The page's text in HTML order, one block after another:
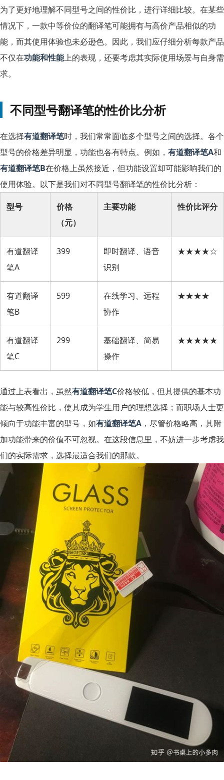
为了更好地理解不同型号之间的性价比，进行详细比较。在某些
情况下，一款中等价位的翻译笔可能拥有与高价产品相似的功
能，而其使用体验也未必逊色。因此，我们应仔细分析每款产品
不仅在功能和性能上的表现，还要考虑其实际使用场景与自身需
求。
不同型号翻译笔的性价比分析
在选择有道翻译笔时，我们常常面临多个型号之间的选择。各个
型号的价格差异明显，功能也各有特点。例如， 有道翻译笔A和
有道翻译笔B在价格上虽然接近，但功能设置却可能影响我们的
使用体验。以下是我们对不同型号翻译笔的性价比分析：
型号
价格
（元）
主要功能 性价比评分
有道翻译
笔A
399
即时翻译、语音
识别
★★★★☆
有道翻译
笔B
599
在线学习、远程
协作
★★★★
有道翻译
笔C
299
基础翻译、简易
操作
★★★★★
通过上表看出，虽然有道翻译笔C价格较低，但其提供的基本功
能与较高性价比，使其成为学生用户的理想选择；而职场人士更
倾向于功能丰富的型号，如有道翻译笔A ，尽管价格略高，其附
加功能带来的价值不可忽视。在这段信息里，不妨进一步考虑我
们的实际需求，选择最适合我们的那款。